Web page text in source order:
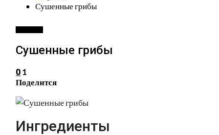
Сушенные грибы
Сушенные грибы
0 1
Поделится
Ингредиенты